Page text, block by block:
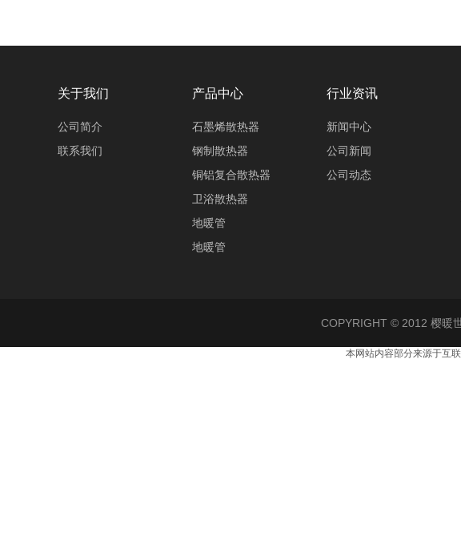
关于我们
公司简介
联系我们
产品中心
石墨烯散热器
钢制散热器
铜铝复合散热器
卫浴散热器
地暖管
地暖管
行业资讯
新闻中心
公司新闻
公司动态
COPYRIGHT © 2012 樱暖
本网站内容部分来源于互